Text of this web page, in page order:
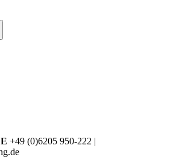
+49 (0)6205 950-222 |